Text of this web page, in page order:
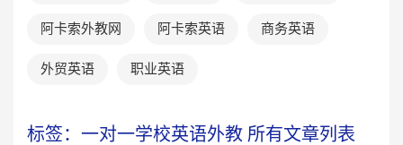
阿卡索外教网 阿卡索英语 商务英语
外贸英语 职业英语
标签：一对一学校英语外教 所有文章列表